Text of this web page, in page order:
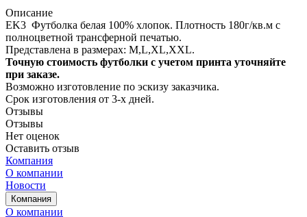
Описание
EK3 Футболка белая 100% хлопок. Плотность 180г/кв.м с
полноцветной трансферной печатью.
Представлена в размерах: M,L,XL,XXL.
Точную стоимость футболки с учетом принта уточняйте
при заказе.
Возможно изготовление по эскизу заказчика.
Срок изготовления от 3-х дней.
Отзывы
Отзывы
Нет оценок
Оставить отзыв
Компания
О компании
Новости
Компания
О компании